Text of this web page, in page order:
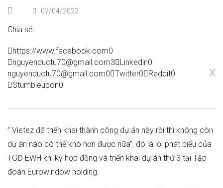
02/04/2022
Chia sẻ:
https://www.facebook.com0
nguyenductu70@gmail.com3 Linkedin0
X
nguyenductu70@gmail.com0 Twitter0 Reddit0
Stumbleupon0
” Vietez đã triển khai thành công dự án này rồi thì không còn
dự án nào có thể khó hơn được nữa”, đó là lời phát biểu của
TGĐ EWH khi ký hợp đồng và triển khai dự án thứ 3 tại Tập
đoàn Eurowindow holding.